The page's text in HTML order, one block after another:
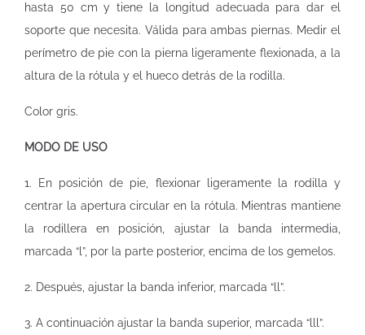
hasta 50 cm y tiene la longitud adecuada para dar el
soporte que necesita. Válida para ambas piernas. Medir el
perímetro de pie con la pierna ligeramente flexionada, a la
altura de la rótula y el hueco detrás de la rodilla.
Color gris.
MODO DE USO
1. En posición de pie, flexionar ligeramente la rodilla y
centrar la apertura circular en la rótula. Mientras mantiene
la rodillera en posición, ajustar la banda intermedia,
marcada “l”, por la parte posterior, encima de los gemelos.
2. Después, ajustar la banda inferior, marcada “ll”.
3. A continuación ajustar la banda superior, marcada “lll”.